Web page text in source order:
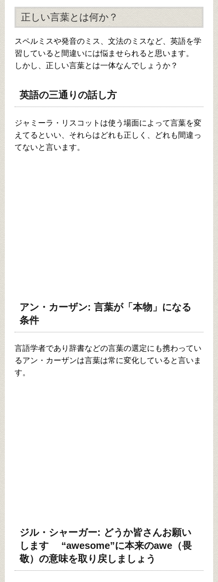
正しい言葉とは何か？
スペルミスや発音のミス、文法のミスなど、英語を学
習していると間違いには悩ませられると思います。
しかし、正しい言葉とは一体なんでしょうか？
英語の三通りの話し方
ジャミーラ・リスコットは使う場面によって言葉を変
えてるといい、それらはどれも正しく、どれも間違っ
てないと言います。
アン・カーザン: 言葉が「本物」になる
条件
言語学者であり辞書などの言葉の選定にも携わってい
るアン・カーザンは言葉は常に変化していると言いま
す。
ジル・シャーガー: どうか皆さんお願い
します “awesome”に本来のawe（畏
敬）の意味を取り戻しましょう